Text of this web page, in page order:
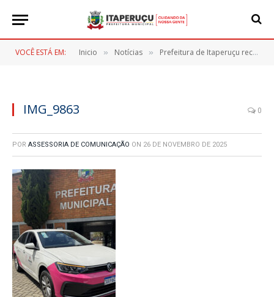
VOCÊ ESTÁ EM: Inicio » Notícias » Prefeitura de Itaperuçu recebe veículo 0km para fortalecer o atendimento do Departamento da Mulher
IMG_9863 0
POR ASSESSORIA DE COMUNICAÇÃO ON 26 DE NOVEMBRO DE 2025